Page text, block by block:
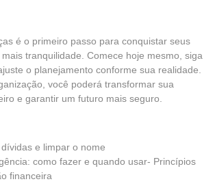
é o primeiro passo para conquistar seus
tranquilidade. Comece hoje mesmo, siga
o planejamento conforme sua realidade.
você poderá transformar sua
e garantir um futuro mais seguro.
e limpar o nome
como fazer e quando usar- Princípios
financeira